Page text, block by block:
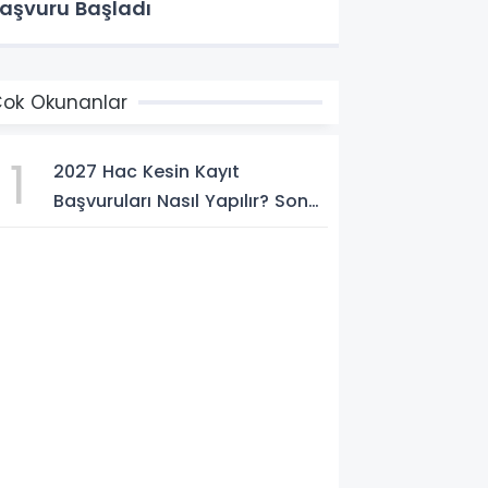
Başladı
Okunanlar
1
2027 Hac Kesin Kayıt
Başvuruları Nasıl Yapılır? Son